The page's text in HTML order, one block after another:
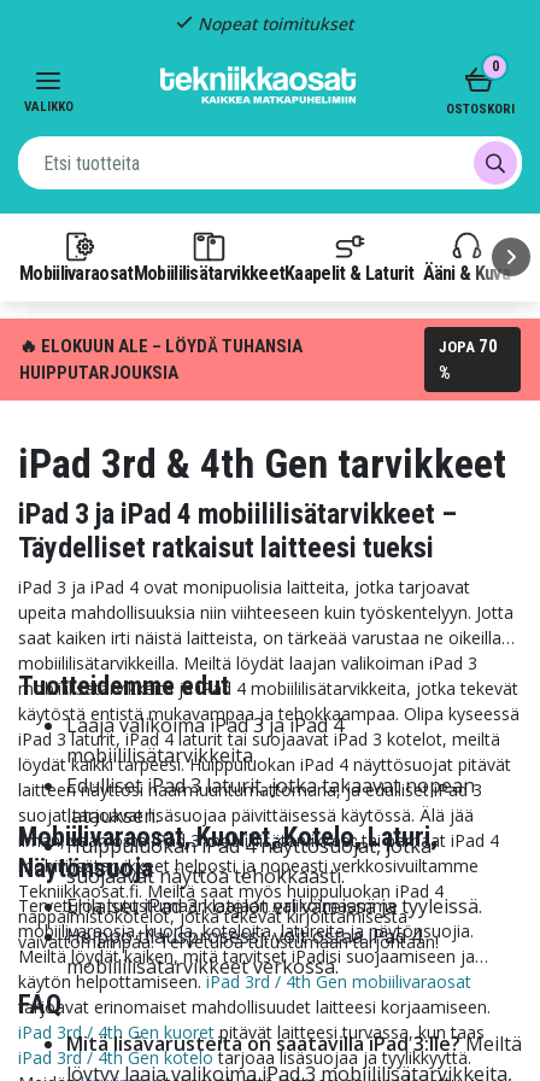
Kiinteä toimitus: 4,95 €
VALIKKO
MobiilivaraosatMobiililisätarvikkeetKaapelit & Laturit Ääni & Kuva
0
OSTOSKORI
🔥 ELOKUUN ALE – LÖYDÄ TUHANSIA
HUIPPUTARJOUKSIA
JOPA 70
%
iPad 3rd & 4th Gen tarvikkeet
iPad 3 ja iPad 4 mobiililisätarvikkeet –
Täydelliset ratkaisut laitteesi tueksi
iPad 3 ja iPad 4 ovat monipuolisia laitteita, jotka tarjoavat
upeita mahdollisuuksia niin viihteeseen kuin työskentelyyn. Jotta
saat kaiken irti näistä laitteista, on tärkeää varustaa ne oikeilla
mobiililisätarvikkeilla. Meiltä löydät laajan valikoiman iPad 3
mobiililisätarvikkeita ja iPad 4 mobiililisätarvikkeita, jotka tekevät
käytöstä entistä mukavampaa ja tehokkaampaa. Olipa kyseessä
iPad 3 laturit, iPad 4 laturit tai suojaavat iPad 3 kotelot, meiltä
löydät kaikki tarpeesi. Huippuluokan iPad 4 näyttösuojat pitävät
laitteen näyttösi naarmuuntumattomana, ja edulliset iPad 3
suojat tarjoavat lisäsuojaa päivittäisessä käytössä. Älä jää
ilman, vaan osta iPad 3 mobiililisätarvikkeet tai parhaat iPad 4
mobiililisätarvikkeet helposti ja nopeasti verkkosivuiltamme
Tekniikkaosat.fi. Meiltä saat myös huippuluokan iPad 4
näppäimistökotelot, jotka tekevät kirjoittamisesta
vaivattomampaa. Tervetuloa tutustumaan tarjontaan!
Tuotteidemme edut
Laaja valikoima iPad 3 ja iPad 4
mobiililisätarvikkeita.
Edulliset iPad 3 laturit, jotka takaavat nopean
latauksen.
Huippuluokan iPad 4 näyttösuojat, jotka
suojaavat näyttöä tehokkaasti.
Erilaiset iPad 3 kotelot eri väreissä ja tyyleissä.
Helppo tilausprosessi, voit ostaa iPad 4
mobiililisätarvikkeet verkossa.
Mobiilivaraosat, Kuoret, Kotelo, Laturi,
Näytönsuoja
Tervetuloa tutustumaan laajaan valikoimaamme
mobiilivaraosia, kuoria, koteloita, latureita ja näytönsuojia.
Meiltä löydät kaiken, mitä tarvitset iPadisi suojaamiseen ja
käytön helpottamiseen.iPad 3rd / 4th Gen mobiilivaraosat
tarjoavat erinomaiset mahdollisuudet laitteesi korjaamiseen.
iPad 3rd / 4th Gen kuoretpitävät laitteesi turvassa, kun taas
iPad 3rd / 4th Gen kotelotarjoaa lisäsuojaa ja tyylikkyyttä.
FAQ
Mitä lisävarusteita on saatavilla iPad 3:lle?Meiltä
löytyy laaja valikoima iPad 3 mobiililisätarvikkeita,